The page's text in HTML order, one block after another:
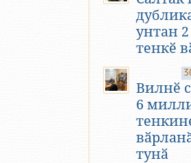
унтан
тенкӗ
Вилнӗ
6
тунӑ